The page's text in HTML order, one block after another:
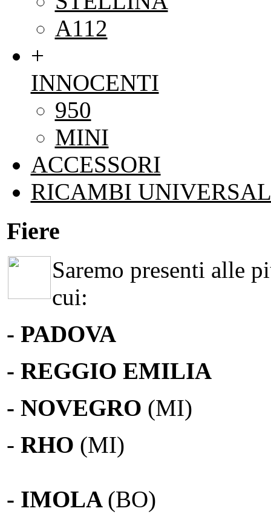
A112
+
INNOCENTI
950
MINI
ACCESSORI
RICAMBI
Fiere
Saremo presenti alle
cui:
- PADOVA
- REGGIO EMILIA
- NOVEGRO (MI)
- RHO (MI)
- IMOLA (BO)